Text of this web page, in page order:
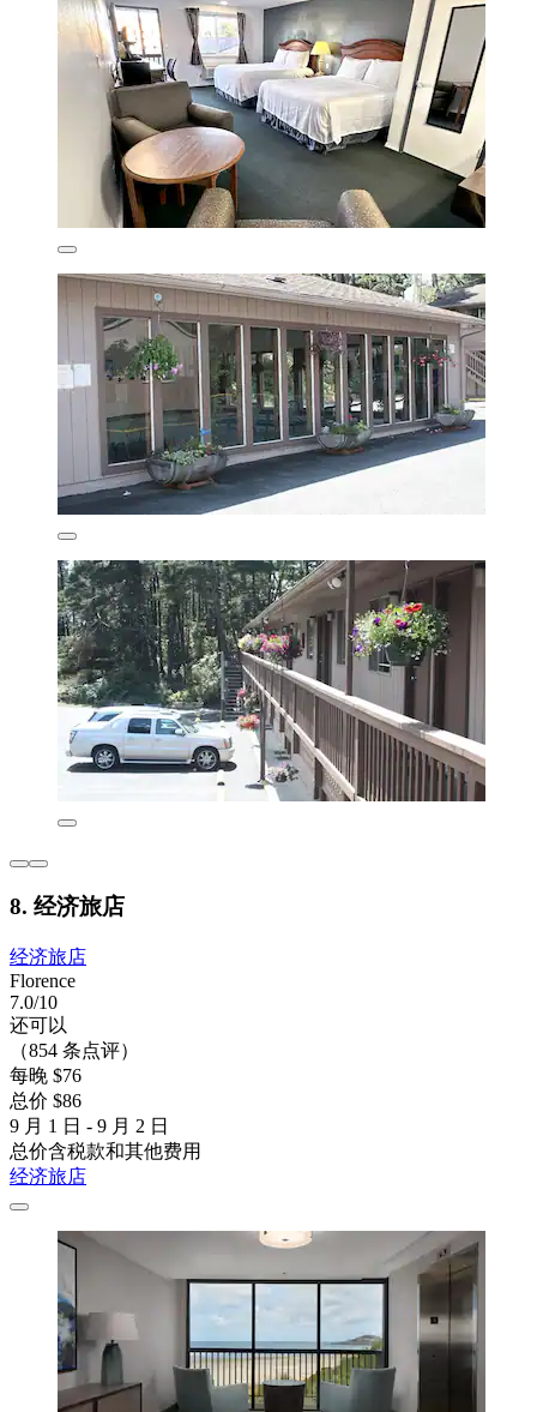
8. 经济旅店
经济旅店
Florence
7.0/10
还可以
（854 条点评）
每晚 $76
总价 $86
9 月 1 日 - 9 月 2 日
总价含税款和其他费用
经济旅店